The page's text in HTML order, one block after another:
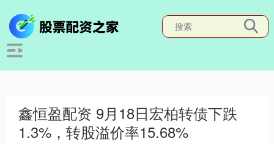
鑫恒盈配资 9月18日宏柏转债下跌
1.3%，转股溢价率15.68%